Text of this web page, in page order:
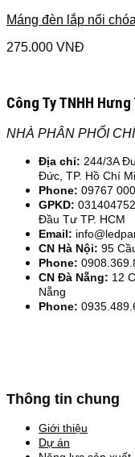
Máng đèn lắp nổi
275.000 VNĐ
Công Ty TNHH
NHÀ PHÂN PHỐI
Địa chỉ: 244/3A
Đức, TP. Hồ Chí
Phone: 09767
GPKD:
Đầu Tư TP. HCM
Email:
CN Hà Nội: 95
Phone:
CN Đà Nẵng: 12
Nẵng
Phone:
Thông tin chung
Giới thiệu
Dự án